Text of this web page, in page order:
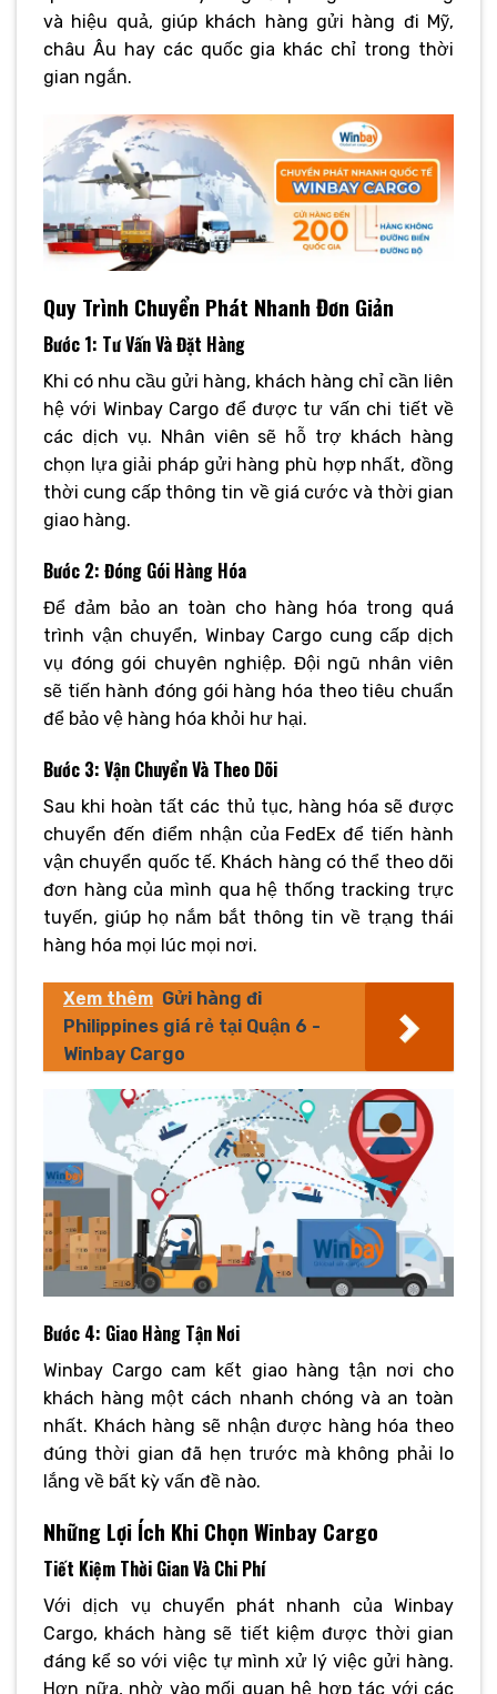
và hiệu quả, giúp khách hàng gửi hàng đi Mỹ,
châu Âu hay các quốc gia khác chỉ trong thời
gian ngắn.
Quy Trình Chuyển Phát Nhanh Đơn Giản
Bước 1: Tư Vấn Và Đặt Hàng
Khi có nhu cầu gửi hàng, khách hàng chỉ cần liên
hệ với Winbay Cargo để được tư vấn chi tiết về
các dịch vụ. Nhân viên sẽ hỗ trợ khách hàng
chọn lựa giải pháp gửi hàng phù hợp nhất, đồng
thời cung cấp thông tin về giá cước và thời gian
giao hàng.
Bước 2: Đóng Gói Hàng Hóa
Để đảm bảo an toàn cho hàng hóa trong quá
trình vận chuyển, Winbay Cargo cung cấp dịch
vụ đóng gói chuyên nghiệp. Đội ngũ nhân viên
sẽ tiến hành đóng gói hàng hóa theo tiêu chuẩn
để bảo vệ hàng hóa khỏi hư hại.
Bước 3: Vận Chuyển Và Theo Dõi
Sau khi hoàn tất các thủ tục, hàng hóa sẽ được
chuyển đến điểm nhận của FedEx để tiến hành
vận chuyển quốc tế. Khách hàng có thể theo dõi
đơn hàng của mình qua hệ thống tracking trực
tuyến, giúp họ nắm bắt thông tin về trạng thái
hàng hóa mọi lúc mọi nơi.
Xem thêm Gửi hàng đi
Philippines giá rẻ tại Quận 6 -
Winbay Cargo
Bước 4: Giao Hàng Tận Nơi
Winbay Cargo cam kết giao hàng tận nơi cho
khách hàng một cách nhanh chóng và an toàn
nhất. Khách hàng sẽ nhận được hàng hóa theo
đúng thời gian đã hẹn trước mà không phải lo
lắng về bất kỳ vấn đề nào.
Những Lợi Ích Khi Chọn Winbay Cargo
Tiết Kiệm Thời Gian Và Chi Phí
Với dịch vụ chuyển phát nhanh của Winbay
Cargo, khách hàng sẽ tiết kiệm được thời gian
đáng kể so với việc tự mình xử lý việc gửi hàng.
Hơn nữa, nhờ vào mối quan hệ hợp tác với các